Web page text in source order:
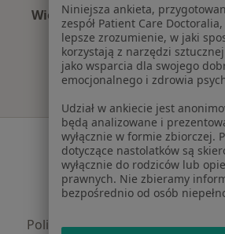
Więcej (15)
Więcej w kategorii:
Serwis
Regulamin
Polityka prywatności
Polityka prywatności
Polityka prywatności dla
Niniejsza ankieta,
zespół Patient Care
lepsze zrozumienie, w jaki
korzystają z narzędzi
jako wsparcia dla swojego
emocjonalnego i zdrowia
Udział w ankiecie jest
będą analizowane i
wyłącznie w formie zbiorczej.
dotyczące nastolatków są
wyłącznie do rodziców lub
prawnych. Nie zbieramy
bezpośrednio od osób